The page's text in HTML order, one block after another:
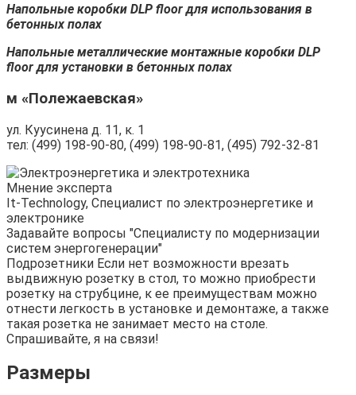
Напольные коробки DLP floor для использования в
бетонных полах
Напольные металлические монтажные коробки DLP
floor для установки в бетонных полах
м «Полежаевская»
ул. Куусинена д. 11, к. 1
тел: (499) 198-90-80, (499) 198-90-81, (495) 792-32-81
Мнение эксперта
It-Technology, Cпециалист по электроэнергетике и
электронике
Задавайте вопросы "Специалисту по модернизации
систем энергогенерации"
Подрозетники Если нет возможности врезать
выдвижную розетку в стол, то можно приобрести
розетку на струбцине, к ее преимуществам можно
отнести легкость в установке и демонтаже, а также
такая розетка не занимает место на столе.
Спрашивайте, я на связи!
Размеры